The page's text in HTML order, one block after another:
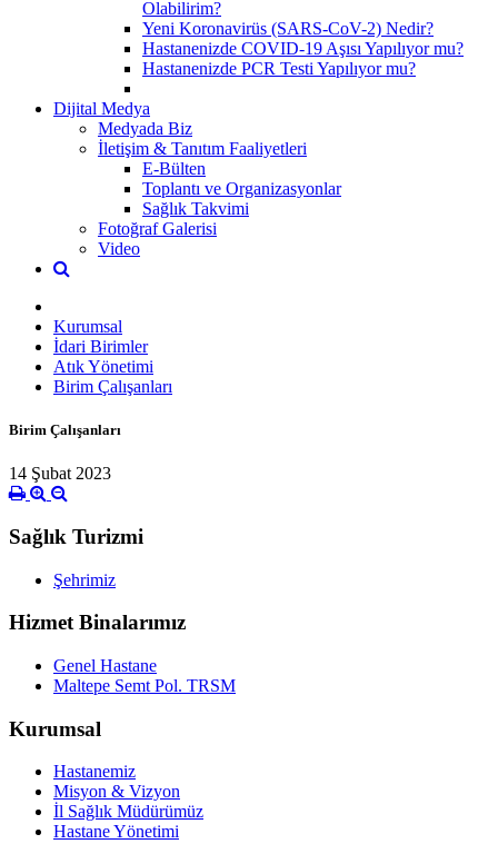
Olabilirim?
Yeni Koronavirüs (SARS-CoV-2) Nedir?
Hastanenizde COVID-19 Aşısı Yapılıyor mu?
Hastanenizde PCR Testi Yapılıyor mu?
Dijital Medya
Medyada Biz
İletişim & Tanıtım Faaliyetleri
E-Bülten
Toplantı ve Organizasyonlar
Sağlık Takvimi
Fotoğraf Galerisi
Video
Kurumsal
İdari Birimler
Atık Yönetimi
Birim Çalışanları
Birim Çalışanları
14 Şubat 2023
Sağlık Turizmi
Şehrimiz
Hizmet Binalarımız
Genel Hastane
Maltepe Semt Pol. TRSM
Kurumsal
Hastanemiz
Misyon & Vizyon
İl Sağlık Müdürümüz
Hastane Yönetimi